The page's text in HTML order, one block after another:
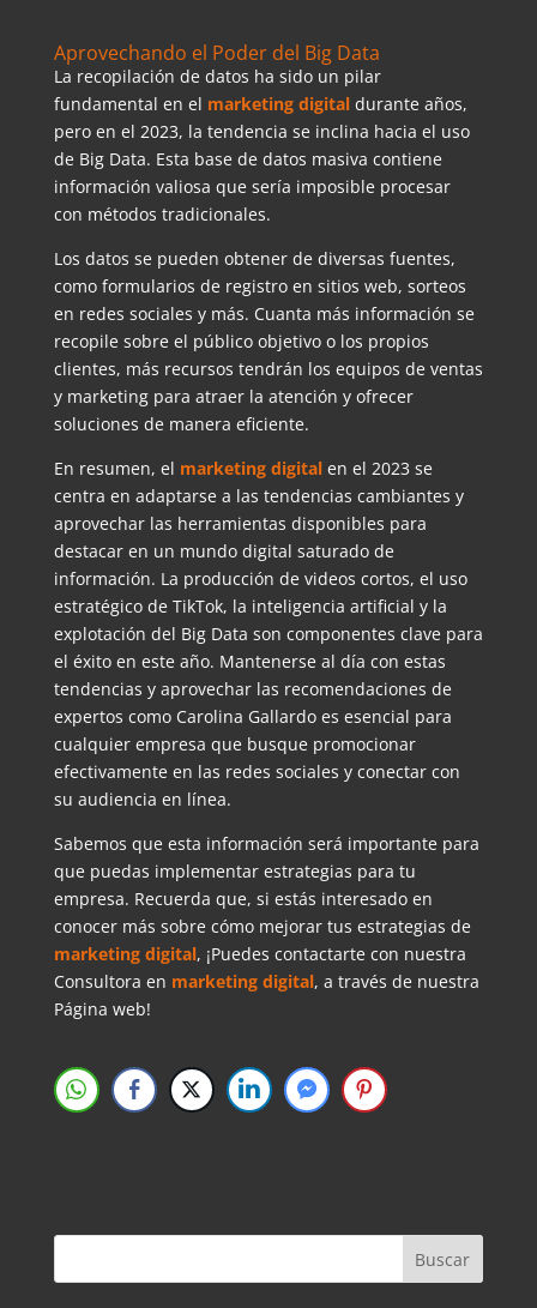
Aprovechando el Poder del Big Data
La recopilación de datos ha sido un pilar
fundamental en el marketing digitaldurante años,
pero en el 2023, la tendencia se inclina hacia el uso
de Big Data. Esta base de datos masiva contiene
información valiosa que sería imposible procesar
con métodos tradicionales.
Los datos se pueden obtener de diversas fuentes,
como formularios de registro en sitios web, sorteos
en redes sociales y más. Cuanta más información se
recopile sobre el público objetivo o los propios
clientes, más recursos tendrán los equipos de ventas
y marketing para atraer la atención y ofrecer
soluciones de manera eficiente.
En resumen, el marketing digital en el 2023 se
centra en adaptarse a las tendencias cambiantes y
aprovechar las herramientas disponibles para
destacar en un mundo digital saturado de
información. La producción de videos cortos, el uso
estratégico de TikTok, la inteligencia artificial y la
explotación del Big Data son componentes clave para
el éxito en este año. Mantenerse al día con estas
tendencias y aprovechar las recomendaciones de
expertos como Carolina Gallardo es esencial para
cualquier empresa que busque promocionar
efectivamente en las redes sociales y conectar con
su audiencia en línea.
Sabemos que esta información será importante para
que puedas implementar estrategias para tu
empresa. Recuerda que, si estás interesado en
conocer más sobre cómo mejorar tus estrategias de
marketing digital, ¡Puedes contactarte con nuestra
Consultora en marketing digital, a través de nuestra
Página web!